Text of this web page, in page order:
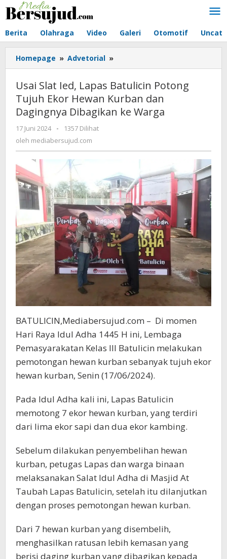
Lewati
Berita Olahraga Video Galeri Otomotif
Homepage » Advetorial »
Slat
Lapas
Batulicin
Potong
Kurban
Dagingnya
Dibagikan
ke
Warga
Usai Slat Ied, Lapas Batulicin Potong
Tujuh Ekor Hewan Kurban dan
Dagingnya Dibagikan ke Warga
17 Juni 2024
oleh
mediabersujud.com
-
1357 Dilihat
oleh mediabersujud.com
BATULICIN,Mediabersujud.com – Di momen
Hari Raya Idul Adha 1445 H ini, Lembaga
Pemasyarakatan Kelas III Batulicin melakukan
pemotongan hewan kurban sebanyak tujuh ekor
hewan kurban, Senin (17/06/2024).
Pada Idul Adha kali ini, Lapas Batulicin
memotong 7 ekor hewan kurban, yang terdiri
dari lima ekor sapi dan dua ekor kambing.
Sebelum dilakukan penyembelihan hewan
kurban, petugas Lapas dan warga binaan
melaksanakan Salat Idul Adha di Masjid At
Taubah Lapas Batulicin, setelah itu dilanjutkan
dengan proses pemotongan hewan kurban.
Dari 7 hewan kurban yang disembelih,
menghasilkan ratusan lebih kemasan yang
berisi daging kurban yang dibagikan kepada